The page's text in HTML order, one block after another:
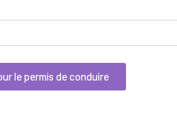
le permis de conduire